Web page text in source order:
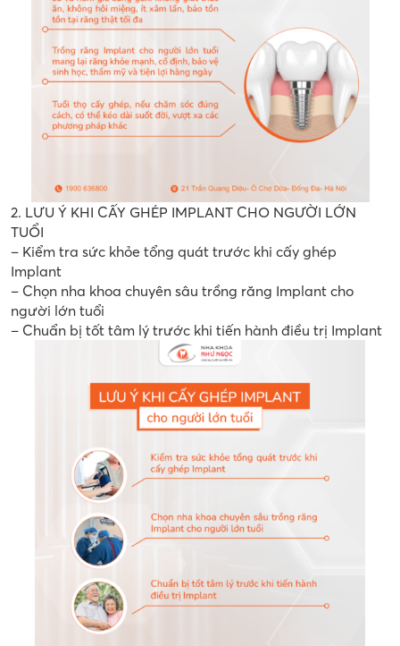
2. LƯU Ý KHI CẤY GHÉP IMPLANT CHO NGƯỜI LỚN
TUỔI
– Kiểm tra sức khỏe tổng quát trước khi cấy ghép
Implant
– Chọn nha khoa chuyên sâu trồng răng Implant cho
người lớn tuổi
– Chuẩn bị tốt tâm lý trước khi tiến hành điều trị Implant